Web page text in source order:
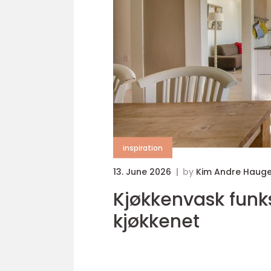
inspiration
13. June 2026 by Kim Andre
Kjøkkenvask funksjon, design og praktiske valg på
kjøkkenet